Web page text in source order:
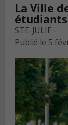
La Ville
étudiants
STE-JULIE -
Publié le 5